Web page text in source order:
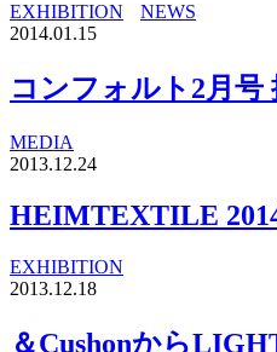
EXHIBITION
NEWS
2014.01.15
コンフォルト2月号
MEDIA
2013.12.24
HEIMTEXTILE
EXHIBITION
2013.12.18
＆Cushonから